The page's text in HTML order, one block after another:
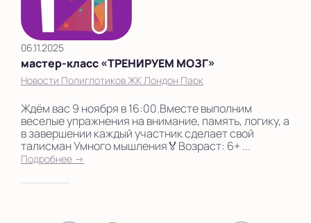
06.11.2025
мастер-класс «ТРЕНИРУЕМ МОЗГ»
Новости Полиглотиков ЖК Лондон Парк
Ждём вас 9 ноября в 16:00.Вместе выполним
веселые упражнения на внимание, память, логику, а
в завершении каждый участник сделает свой
талисман Умного мышления🏅Возраст: 6+ ...
Подробнее →